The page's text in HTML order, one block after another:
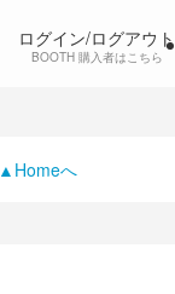
ログイン/ログアウト
BOOTH 購入者はこちら
▲Homeへ